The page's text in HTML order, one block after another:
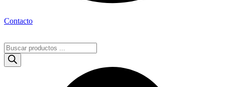
Contacto
Búsqueda
de
productos